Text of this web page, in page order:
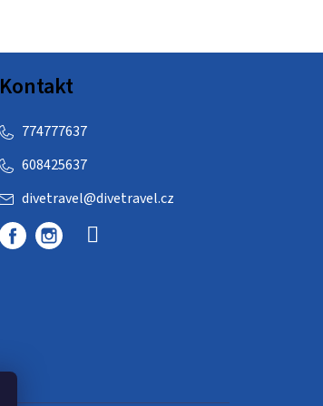
Kontakt
divetravel@divetravel.cz
608425637
774777637